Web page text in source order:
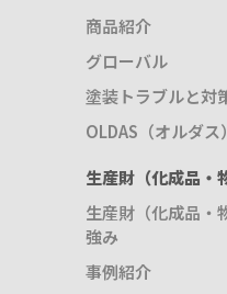
商品紹介
グローバル
塗装トラブルと対
OLDAS（オルダス
生産財（化成品・
生産財（化成品・
強み
事例紹介